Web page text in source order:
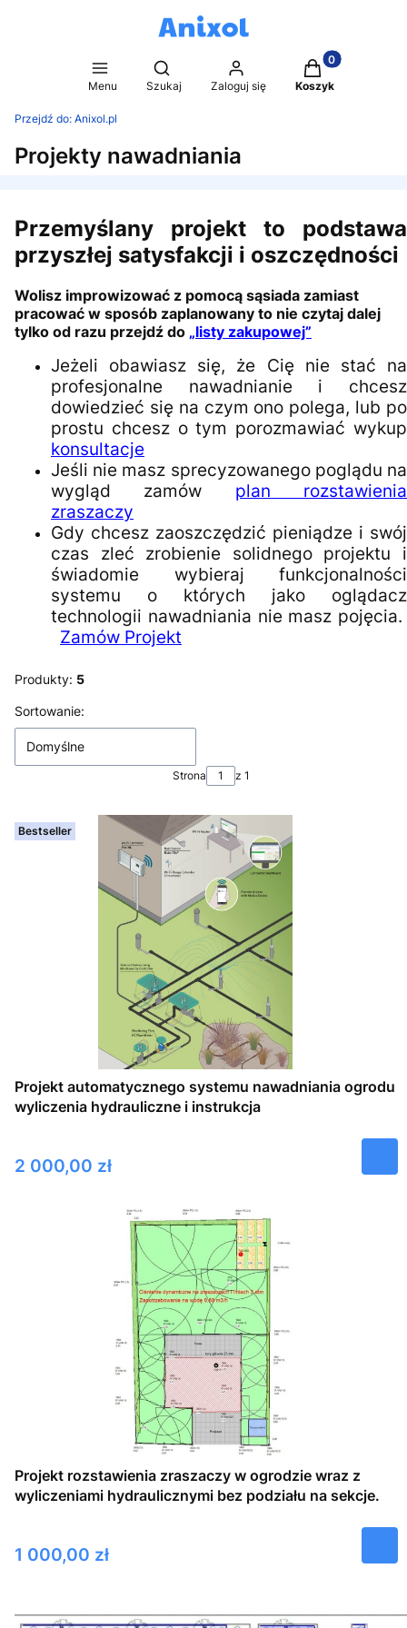
Menu
Otwórz wyszukiwarkę
Szukaj Zaloguj się
Produkty w
Koszyk
Przejdź do: Anixol.pl
Projekty nawadniania
Przemyślany projekt to podstawa
przyszłej satysfakcji i oszczędności
Wolisz improwizować z pomocą sąsiada zamiast
pracować w sposób zaplanowany to nie czytaj dalej
tylko od razu przejdź do „listy zakupowej”
Jeżeli obawiasz się, że Cię nie stać na
profesjonalne nawadnianie i chcesz
dowiedzieć się na czym ono polega, lub po
prostu chcesz o tym porozmawiać wykup
konsultacje
Jeśli nie masz sprecyzowanego poglądu na
wygląd zamów plan rozstawienia
zraszaczy
Gdy chcesz zaoszczędzić pieniądze i swój
czas zleć zrobienie solidnego projektu i
świadomie wybieraj funkcjonalności
systemu o których jako oglądacz
technologii nawadniania nie masz pojęcia.
Zamów Projekt
Produkty: 5
Lista produktów
Sortowanie:
Domyślne
Strona z 1
Bestseller
Projekt automatycznego systemu nawadniania ogrodu
wyliczenia hydrauliczne i instrukcja
Cena
2 000,00 zł
Projekt rozstawienia zraszaczy w ogrodzie wraz z
wyliczeniami hydraulicznymi bez podziału na sekcje.
Cena
1 000,00 zł